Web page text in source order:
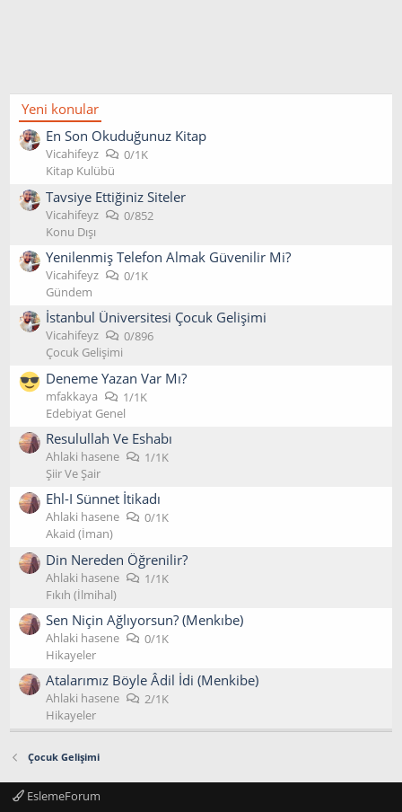
Yeni konular
En Son Okuduğunuz Kitap
Vicahifeyz
0/1K
Kitap Kulübü
Tavsiye Ettiğiniz Siteler
Vicahifeyz
0/852
Konu Dışı
Yenilenmiş Telefon Almak Güvenilir Mi?
Vicahifeyz
0/1K
Gündem
İstanbul Üniversitesi Çocuk Gelişimi
Vicahifeyz
0/896
Çocuk Gelişimi
Deneme Yazan Var Mı?
mfakkaya
1/1K
Edebiyat Genel
Resulullah Ve Eshabı
Ahlaki hasene
1/1K
Şiir Ve Şair
Ehl-I Sünnet İtikadı
Ahlaki hasene
0/1K
Akaid (İman)
Din Nereden Öğrenilir?
Ahlaki hasene
1/1K
Fıkıh (İlmihal)
Sen Niçin Ağlıyorsun? (Menkıbe)
Ahlaki hasene
0/1K
Hikayeler
Atalarımız Böyle Âdil İdi (Menkibe)
Ahlaki hasene
2/1K
Hikayeler
Çocuk Gelişimi
EslemeForum